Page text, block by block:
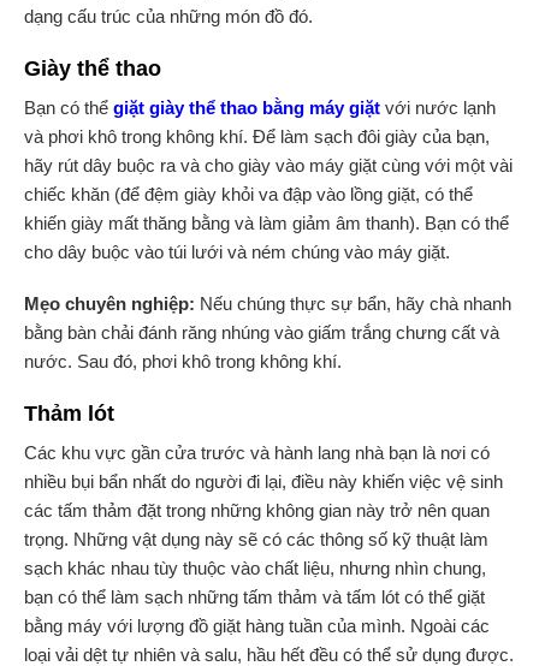
dạng cấu trúc của những món đồ đó.
Giày thể thao
Bạn có thể giặt giày thể thao bằng máy giặt với nước lạnh
và phơi khô trong không khí. Để làm sạch đôi giày của bạn,
hãy rút dây buộc ra và cho giày vào máy giặt cùng với một vài
chiếc khăn (để đệm giày khỏi va đập vào lồng giặt, có thể
khiến giày mất thăng bằng và làm giảm âm thanh). Bạn có thể
cho dây buộc vào túi lưới và ném chúng vào máy giặt.
Mẹo chuyên nghiệp: Nếu chúng thực sự bẩn, hãy chà nhanh
bằng bàn chải đánh răng nhúng vào giấm trắng chưng cất và
nước. Sau đó, phơi khô trong không khí.
Thảm lót
Các khu vực gần cửa trước và hành lang nhà bạn là nơi có
nhiều bụi bẩn nhất do người đi lại, điều này khiến việc vệ sinh
các tấm thảm đặt trong những không gian này trở nên quan
trọng. Những vật dụng này sẽ có các thông số kỹ thuật làm
sạch khác nhau tùy thuộc vào chất liệu, nhưng nhìn chung,
bạn có thể làm sạch những tấm thảm và tấm lót có thể giặt
bằng máy với lượng đồ giặt hàng tuần của mình. Ngoài các
loại vải dệt tự nhiên và salu, hầu hết đều có thể sử dụng được.